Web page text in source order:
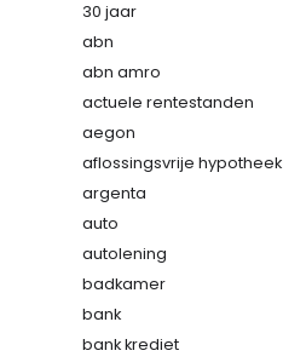
30 jaar
abn
abn amro
actuele rentestanden
aegon
aflossingsvrije hypotheek
argenta
auto
autolening
badkamer
bank
bank krediet